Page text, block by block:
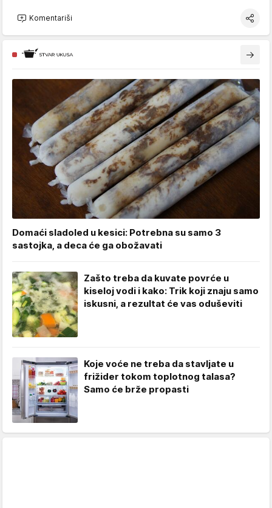
Komentariši
Domaći sladoled u kesici: Potrebna su samo 3
sastojka, a deca će ga obožavati
Zašto treba da kuvate povrće u
kiseloj vodi i kako: Trik koji znaju samo
iskusni, a rezultat će vas oduševiti
Koje voće ne treba da stavljate u
frižider tokom toplotnog talasa?
Samo će brže propasti